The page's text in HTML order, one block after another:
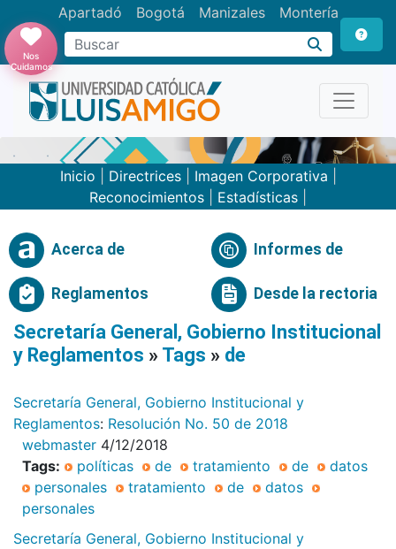
Apartadó Bogotá Manizales Montería
Buscar
Nos
Cuidamos
Inicio Directrices| Imagen Corporativa
Reconocimientos
Estadísticas
Acerca de Informes de
Reglamentos Desde la rectoria
Secretaría General, Gobierno Institucional
y Reglamentos » Tags » de
Secretaría General, Gobierno Institucional y
Reglamentos: Resolución No. 50 de 2018
webmaster 4/12/2018
Tags:
políticas de tratamiento de
datos
personales
tratamiento de
datos
personales
Secretaría General, Gobierno Institucional y